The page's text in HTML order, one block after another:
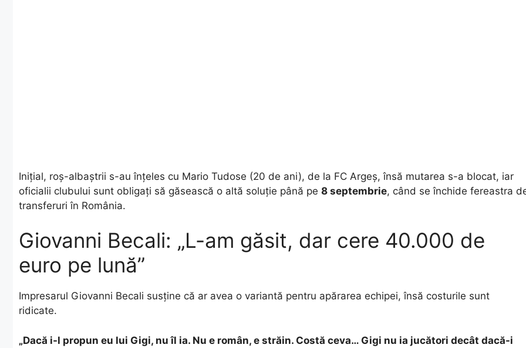
Inițial, roș-albaștrii s-au înțeles cu Mario Tudose (20 de ani), de la FC Argeș, însă mutarea s-a blocat, iar
oficialii clubului sunt obligați să găsească o altă soluție până pe 8 septembrie, când se închide fereastra
transferuri în România.
Giovanni Becali: „L-am găsit, dar cere 40.000 de
euro pe lună”
Impresarul Giovanni Becali susține că ar avea o variantă pentru apărarea echipei, însă costurile sunt
ridicate.
„Dacă i-l propun eu lui Gigi, nu îl ia. Nu e român, e străin. Costă ceva… Gigi nu ia jucători decât dacă-i